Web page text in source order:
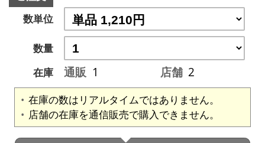
数単位
数量
在庫
通販 1 店舗 2
在庫の数はリアルタイムではありません。
店舗の在庫を通信販売で購入できません。